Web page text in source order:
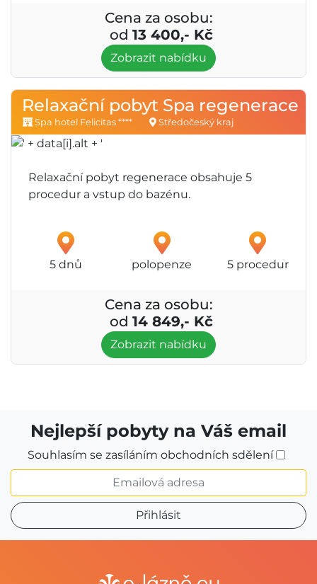
Cena za osobu:
od 13 400,- Kč
Zobrazit nabídku
Relaxační pobyt Spa regenerace
Spa hotel Felicitas **** Středočeský kraj
Relaxační pobyt regenerace obsahuje 5
procedur a vstup do bazénu.
5 dnů polopenze 5 procedur
Cena za osobu:
od 14 849,- Kč
Zobrazit nabídku
Nejlepší pobyty na Váš email
Souhlasím se zasíláním obchodních sdělení